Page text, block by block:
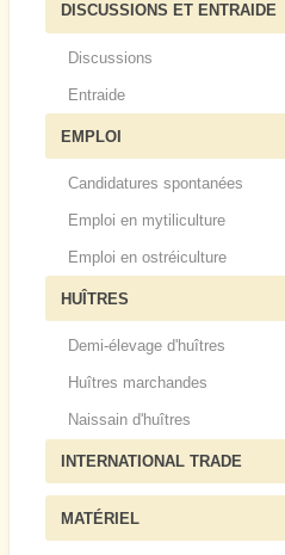
DISCUSSIONS ET ENTRAIDE
Discussions
Entraide
EMPLOI
Candidatures spontanées
Emploi en mytiliculture
Emploi en ostréiculture
HUÎTRES
Demi-élevage d'huîtres
Huîtres marchandes
Naissain d'huîtres
INTERNATIONAL TRADE
MATÉRIEL